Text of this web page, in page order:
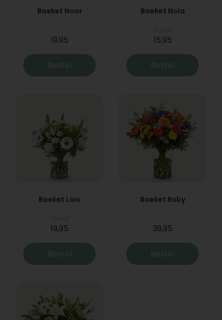
Boeket Noor
19,95
Bestel
Boeket Nola
15,95
Bestel
Boeket Lois
19,95
Bestel
Boeket Ruby
39,95
Bestel